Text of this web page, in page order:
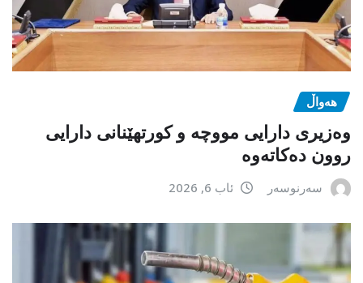
هەواڵ
وەزیری دارایی مووچە و کورتهێنانی دارایی
روون دەکاتەوە
سەرنوسەر ئاب 6, 2026